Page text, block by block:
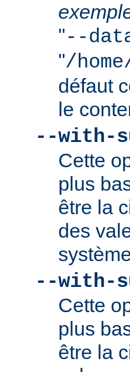
"--
"/
défaut
le
--with-
Cette
plus
être la
des
--with-
Cette
plus
être la